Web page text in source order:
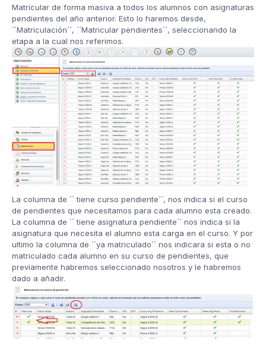
Matricular de forma masiva a todos los alumnos con asignaturas
pendientes del año anterior. Esto lo haremos desde,
´´Matriculación´´, ´´Matricular pendientes´´, seleccionando la
etapa a la cual nos referimos.
La columna de ´´ tiene curso pendiente´´, nos indica si el curso
de pendientes que necesitamos para cada alumno esta creado.
La columna de ´´ tiene asignatura pendiente´´ nos indica si la
asignatura que necesita el alumno esta carga en el curso. Y por
ultimo la columna de ´´ya matriculado´´ nos indicara si esta o no
matriculado cada alumno en su curso de pendientes, que
previamente habremos seleccionado nosotros y le habremos
dado a añadir.